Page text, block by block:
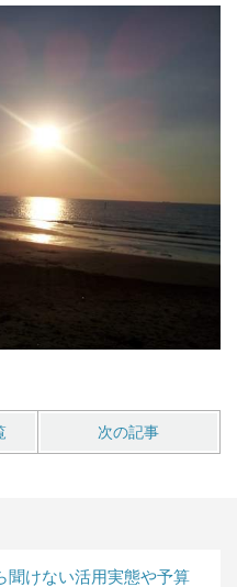
次の記事
聞けない活用実態や予算